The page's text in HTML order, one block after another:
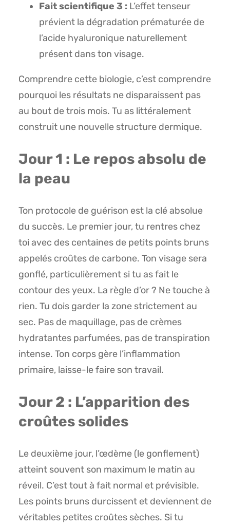
Fait scientifique 3 : L’effet tenseur
prévient la dégradation prématurée de
l’acide hyaluronique naturellement
présent dans ton visage.
Comprendre cette biologie, c’est comprendre
pourquoi les résultats ne disparaissent pas
au bout de trois mois. Tu as littéralement
construit une nouvelle structure dermique.
Jour 1 : Le repos absolu de
la peau
Ton protocole de guérison est la clé absolue
du succès. Le premier jour, tu rentres chez
toi avec des centaines de petits points bruns
appelés croûtes de carbone. Ton visage sera
gonflé, particulièrement si tu as fait le
contour des yeux. La règle d’or ? Ne touche à
rien. Tu dois garder la zone strictement au
sec. Pas de maquillage, pas de crèmes
hydratantes parfumées, pas de transpiration
intense. Ton corps gère l’inflammation
primaire, laisse-le faire son travail.
Jour 2 : L’apparition des
croûtes solides
Le deuxième jour, l’œdème (le gonflement)
atteint souvent son maximum le matin au
réveil. C’est tout à fait normal et prévisible.
Les points bruns durcissent et deviennent de
véritables petites croûtes sèches. Si tu